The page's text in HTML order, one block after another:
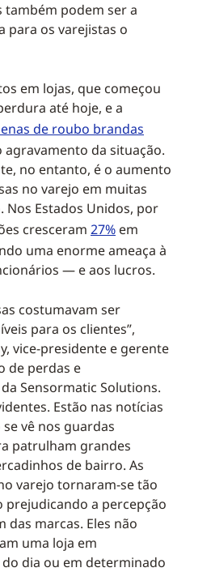
também podem ser a
para os varejistas o
em lojas, que começou
até hoje, e a
de roubo brandas
da situação.
no entanto, é o aumento
no varejo em muitas
Nos Estados Unidos, por
cresceram 27% em
uma enorme ameaça à
— e aos lucros.
costumavam ser
para os clientes”,
vice-presidente e gerente
de perdas e
Sensormatic Solutions.
Estão nas notícias
vê nos guardas
patrulham grandes
de bairro. As
varejo tornaram-se tão
prejudicando a percepção
das marcas. Eles não
uma loja em
dia ou em determinado